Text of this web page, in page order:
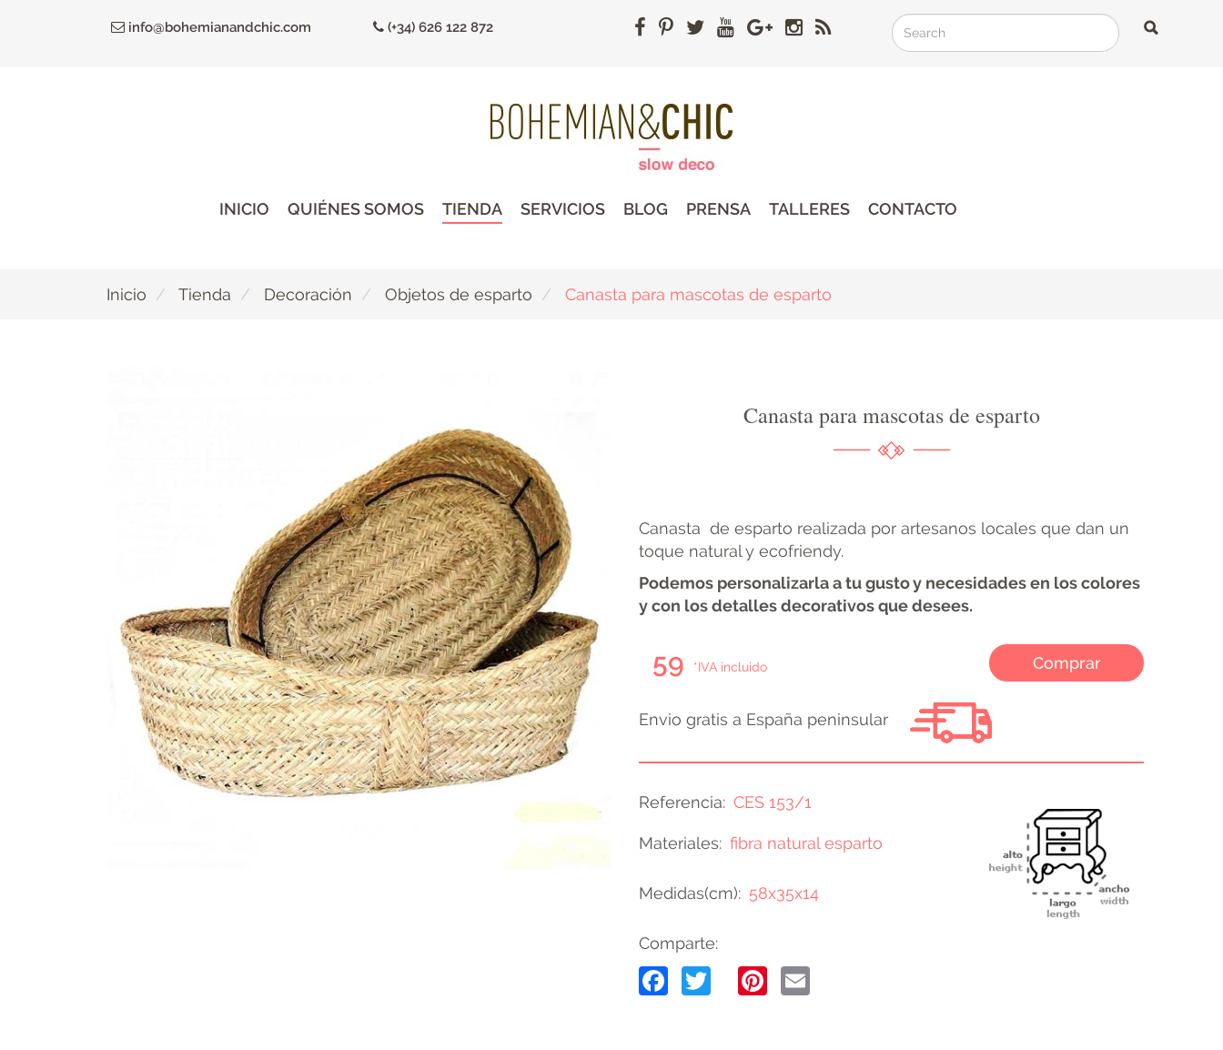
info@bohemianandchic.com (+34) 626 122 872
Search
Search
Search
INICIO QUIÉNES SOMOS TIENDA SERVICIOS BLOG PRENSA TALLERES CONTACTO
Inicio Tienda Decoración Objetos de esparto Canasta para mascotas de esparto
Canasta para mascotas de esparto
Canasta de esparto realizada por artesanos locales que dan un
toque natural y ecofriendy.
Podemos personalizarla a tu gusto y necesidades en los colores
y con los detalles decorativos que desees.
59 *IVA incluido Comprar
Envio gratis a España peninsular
Referencia CES 153/1
Materiales fibra natural esparto
Medidas(cm) 58x35x14
Comparte:
Facebook
TwitterPinterest